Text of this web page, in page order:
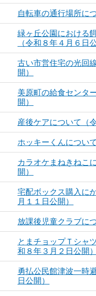
自転車の通行場所に
緑ヶ丘公園における
（令和８年４月６日
古い市営住宅の光回
開）
美原町の給食センタ
開）
産後ケアについて（
ホッキーくんについ
カラオケまねきねこ
開）
宅配ボックス購入に
月１１日公開）
放課後児童クラブに
とまチョップＴシャ
和８年３月２日公開）
勇払公民館津波一時
日公開）